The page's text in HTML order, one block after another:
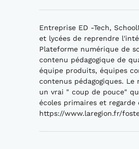
Entreprise ED -Tech,
et lycées de reprendre
Plateforme numérique de
contenu pédagogique de
équipe produits, équipes
contenus pédagogiques.
un vrai " coup de pouce"
écoles primaires et
https://www.laregion.fr/